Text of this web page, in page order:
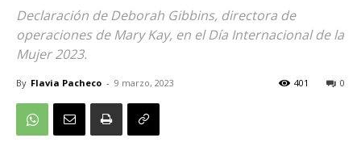
Declaración de Deborah Gibbins, directora de
operaciones de Mary Kay, en el Día Internacional de la
Mujer 2023.
By Flavia Pacheco - 9 marzo, 2023 0
401